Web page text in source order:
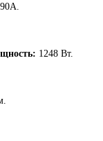
1248 Вт.